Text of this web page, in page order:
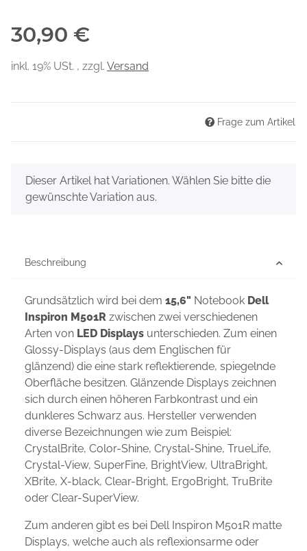
30,90 €
inkl. 19% USt. , zzgl. Versand
Frage zum Artikel
x
Dieser Artikel hat Variationen. Wählen Sie bitte die
gewünschte Variation aus.
Beschreibung
Grundsätzlich wird bei dem 15,6" Notebook Dell
Inspiron M501R zwischen zwei verschiedenen
Arten von LED Displays unterschieden. Zum einen
Glossy-Displays (aus dem Englischen für
glänzend) die eine stark reflektierende, spiegelnde
Oberfläche besitzen. Glänzende Displays zeichnen
sich durch einen höheren Farbkontrast und ein
dunkleres Schwarz aus. Hersteller verwenden
diverse Bezeichnungen wie zum Beispiel:
CrystalBrite, Color-Shine, Crystal-Shine, TrueLife,
Crystal-View, SuperFine, BrightView, UltraBright,
XBrite, X-black, Clear-Bright, ErgoBright, TruBrite
oder Clear-SuperView.
Zum anderen gibt es bei Dell Inspiron M501R matte
Displays, welche auch als reflexionsarme oder